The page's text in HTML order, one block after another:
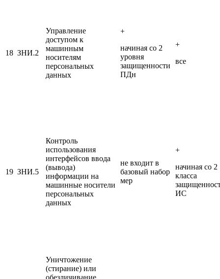
18 ЗНИ.2
Управление
доступом к
машинным
носителям
персональных
данных
+
начиная со 2
уровня
защищенности
ПДн
+
все
19 ЗНИ.5
Контроль
использования
интерфейсов ввода
(вывода)
информации на
машинные носители
персональных
данных
не входит в
базовый набор
мер
+
начиная со 2
класса
ИС
Уничтожение
(стирание) или
обезличивание